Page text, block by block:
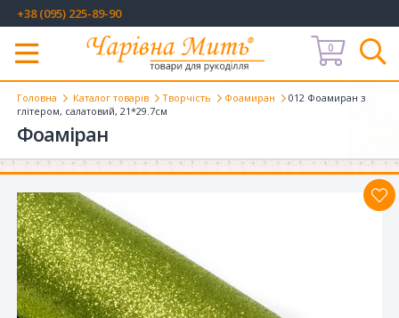
+38 (095) 225-89-90
Меню
0
Головна Каталог товарів Творчість Фоамиран
012 Фоамиран з
глітером, салатовий, 21*29.7см
Фоаміран